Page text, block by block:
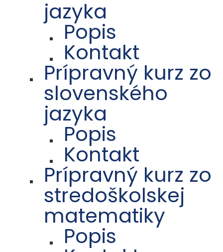
jazyka
Popis
Kontakt
Prípravný kurz zo
slovenského
jazyka
Popis
Kontakt
Prípravný kurz zo
stredoškolskej
matematiky
Popis